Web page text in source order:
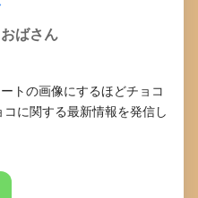
ばさん
トの画像にするほどチョコ
に関する最新情報を発信し